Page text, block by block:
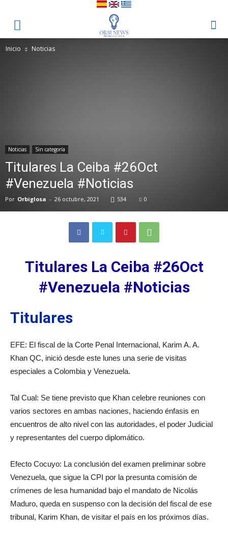
Inicio Noticias
Noticias Sin categoría
Titulares La Ceiba #26Oct
#Venezuela #Noticias
Por Orbiglosa - 26 octubre, 2021 534 0
Titulares La Ceiba #26Oct
#Venezuela #Noticias
Titulares
EFE: El fiscal de la Corte Penal Internacional, Karim A. A.
Khan QC, inició desde este lunes una serie de visitas
especiales a Colombia y Venezuela.
Tal Cual: Se tiene previsto que Khan celebre reuniones con
varios sectores en ambas naciones, haciendo énfasis en
encuentros de alto nivel con las autoridades, el poder Judicial
y representantes del cuerpo diplomático.
Efecto Cocuyo: La conclusión del examen preliminar sobre
Venezuela, que sigue la CPI por la presunta comisión de
crímenes de lesa humanidad bajo el mandato de Nicolás
Maduro, queda en suspenso con la decisión del fiscal de ese
tribunal, Karim Khan, de visitar el país en los próximos días.